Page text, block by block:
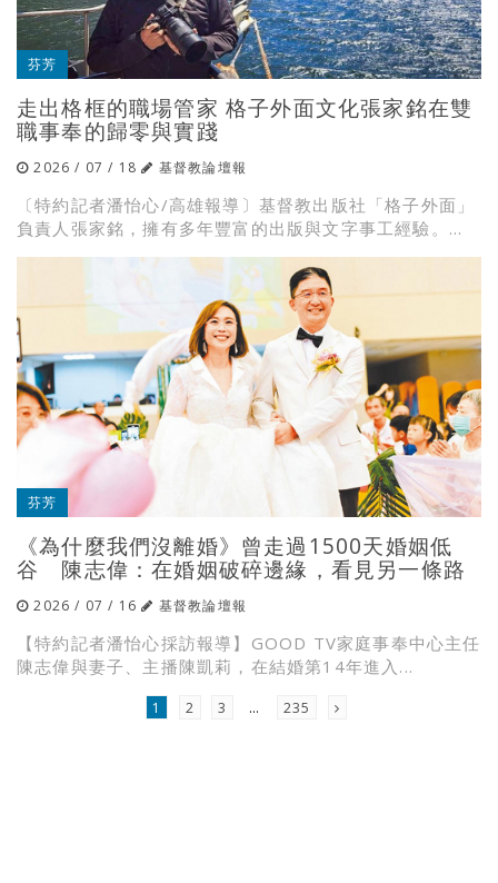
芬芳
走出格框的職場管家 格子外面文化張家銘在雙
職事奉的歸零與實踐
2026 / 07 / 18 基督教論壇報
〔特約記者潘怡心/高雄報導〕基督教出版社「格子外面」
負責人張家銘，擁有多年豐富的出版與文字事工經驗。...
芬芳
《為什麼我們沒離婚》曾走過1500天婚姻低
谷 陳志偉：在婚姻破碎邊緣，看見另一條路
2026 / 07 / 16 基督教論壇報
【特約記者潘怡心採訪報導】GOOD TV家庭事奉中心主任
陳志偉與妻子、主播陳凱莉，在結婚第14年進入...
1 2 3 … 235